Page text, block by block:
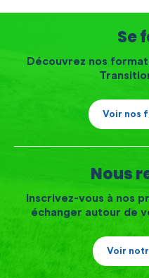
Se
Découvrez nos
Voir nos
Nous
Inscrivez-vous à nos
échanger autour de
Voir